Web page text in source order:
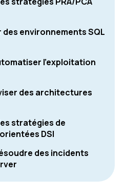
environnements SQL
l'exploitation
des architectures
stratégies de
DSI
des incidents